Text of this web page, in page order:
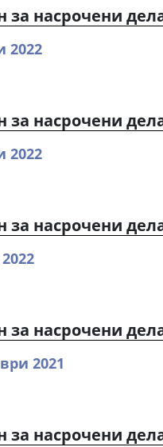
за насрочени
2022
за насрочени
2022
за насрочени
за насрочени
2021
за насрочени